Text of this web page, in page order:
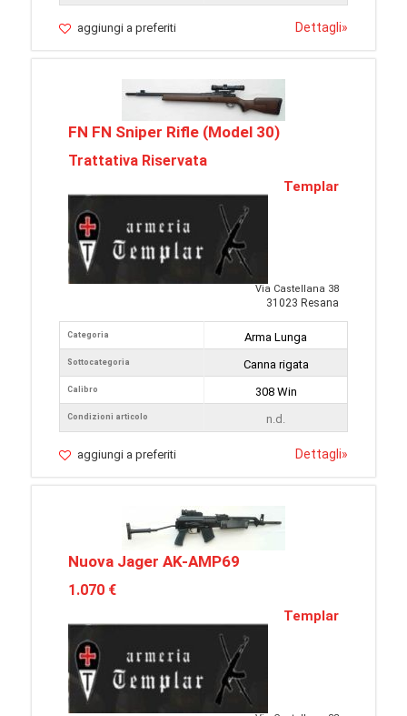
aggiungi a preferiti Dettagli»
FN FN Sniper Rifle (Model 30)
Trattativa Riservata
Templar
Via Castellana 38
31023 Resana
Categoria
Sottocategoria
Calibro
Condizioni articolo
Arma Lunga
Canna rigata
308 Win
n.d.
aggiungi a preferiti Dettagli»
Nuova Jager AK-AMP69
1.070 €
Templar